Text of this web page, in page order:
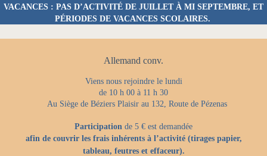
VACANCES : PAS D’ACTIVITÉ DE JUILLET À MI SEPTEMBRE, ET
PÉRIODES DE VACANCES SCOLAIRES.
Allemand conv.
Viens nous rejoindre le lundi
de 10 h 00 à 11 h 30
Au Siège de Béziers Plaisir au 132, Route de Pézenas
Participation de 5 € est demandée
afin de couvrir les frais inhérents à l’activité (tirages papier,
tableau, feutres et effaceur).